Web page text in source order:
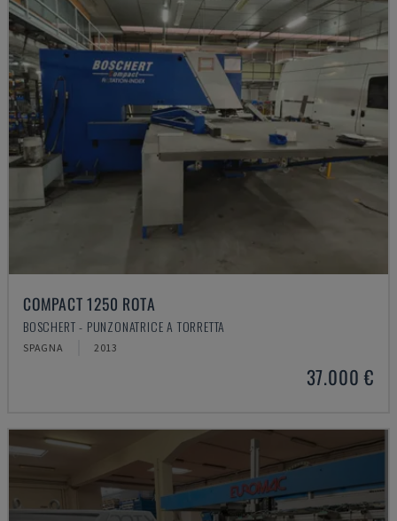
COMPACT 1250 ROTA
BOSCHERT - PUNZONATRICE A TORRETTA
SPAGNA 2013
37.000 €